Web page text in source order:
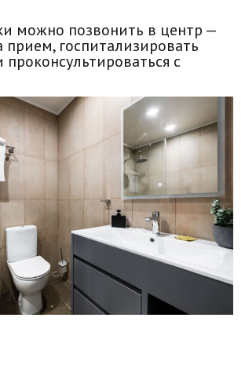
можно позвонить в центр —
прием, госпитализировать
с